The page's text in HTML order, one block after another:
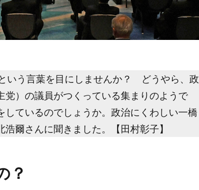
いう言葉を目にしませんか？ どうやら、政
）の議員がつくっている集まりのようで
ているのでしょうか。政治にくわしい一橋
爾さんに聞きました。【田村彰子】
？